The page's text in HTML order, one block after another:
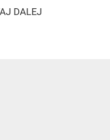
DALEJ